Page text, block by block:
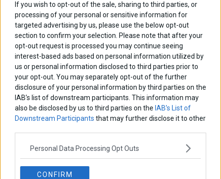
If you wish to opt-out of the sale, sharing to third parties, or
processing of your personal or sensitive information for
targeted advertising by us, please use the below opt-out
section to confirm your selection. Please note that after your
opt-out request is processed you may continue seeing
interest-based ads based on personal information utilized by
us or personal information disclosed to third parties prior to
your opt-out. You may separately opt-out of the further
disclosure of your personal information by third parties on the
IAB’s list of downstream participants. This information may
also be disclosed by us to third parties on the IAB’s List of
Downstream Participants that may further disclose it to other
Personal Data Processing Opt Outs
CONFIRM
Χρηματιστήριο: Κλείσιμο πάνω από τις 2.600 μονάδες
και νέα θετική εβδομάδα